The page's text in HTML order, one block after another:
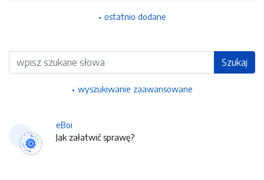
ostatnio dodane
Wyszukiwarka Szukaj
wyszukiwanie zaawansowane
eBoi
Jak załatwić sprawę?